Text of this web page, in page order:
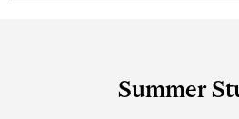
Summer